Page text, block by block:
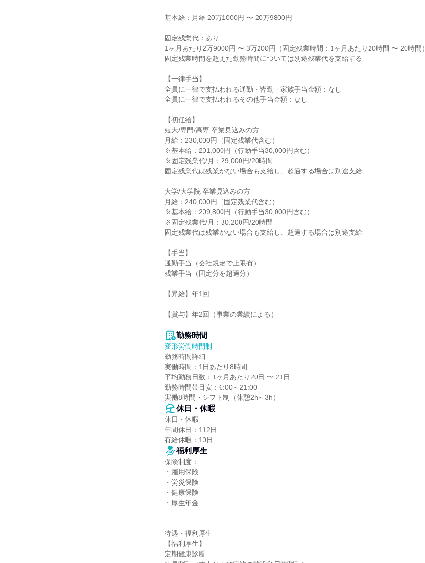
基本給：月給 20万1000円 〜 20万9800円
固定残業代：あり
1ヶ月あたり2万9000円 〜 3万200円（固定残業時間：1ヶ月あたり20時間 〜 20時間）
固定残業時間を超えた勤務時間については別途残業代を支給する
【一律手当】
全員に一律で支払われる通勤・皆勤・家族手当金額：なし
全員に一律で支払われるその他手当金額：なし
【初任給】
短大/専門/高専 卒業見込みの方
月給：230,000円（固定残業代含む）
※基本給：201,000円（行動手当30,000円含む）
※固定残業代/月：29,000円/20時間
固定残業代は残業がない場合も支給し、超過する場合は別途支給
大学/大学院 卒業見込みの方
月給：240,000円（固定残業代含む）
※基本給：209,800円（行動手当30,000円含む）
※固定残業代/月：30,200円/20時間
固定残業代は残業がない場合も支給し、超過する場合は別途支給
【手当】
通勤手当（会社規定で上限有）
残業手当（固定分を超過分）
【昇給】年1回
【賞与】年2回（事業の業績による）
勤務時間
変形労働時間制
勤務時間詳細
実働時間：1日あたり8時間
平均勤務日数：1ヶ月あたり20日 〜 21日
勤務時間帯目安：6:00～21:00
実働8時間・シフト制（休憩2h～3h）
休日・休暇
休日・休暇
年間休日：112日
有給休暇：10日
福利厚生
保険制度：
・雇用保険
・労災保険
・健康保険
・厚生年金
待遇・福利厚生
【福利厚生】
定期健康診断